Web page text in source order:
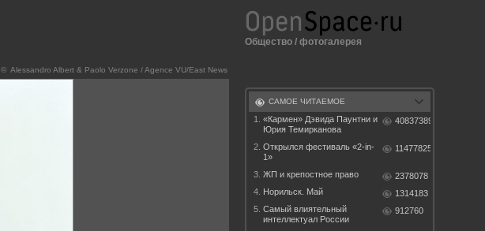
© Alessandro Albert & Paolo Verzone / Agence VU/East News
Общество / фотогалерея
САМОЕ ЧИТАЕМОЕ
1.
«Кармен» Дэвида Паунтни и
Юрия Темирканова
40837389
2. Открылся фестиваль «2-in-
1»
11477825
3. ЖП и крепостное право
2378078
4. Норильск. Май
1314183
5. Самый влиятельный
интеллектуал России
912760